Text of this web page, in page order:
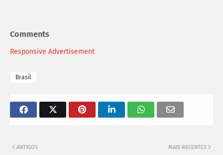
Comments
Responsive Advertisement
Brasil
MAIS RECENTES
ANTIGOS